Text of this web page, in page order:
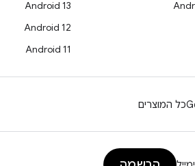
Android 13
Android 12
Android 11
כל המוצרים